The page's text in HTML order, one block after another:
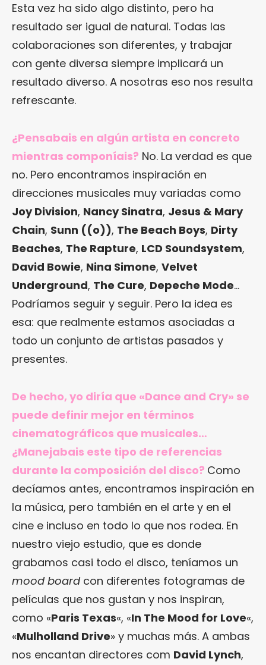
Esta vez ha sido algo distinto, pero ha
resultado ser igual de natural. Todas las
colaboraciones son diferentes, y trabajar
con gente diversa siempre implicará un
resultado diverso. A nosotras eso nos resulta
refrescante.
¿Pensabais en algún artista en concreto
mientras componíais? No. La verdad es que
no. Pero encontramos inspiración en
direcciones musicales muy variadas como
Joy Division, Nancy Sinatra, Jesus & Mary
Chain, Sunn ((o)), The Beach Boys, Dirty
Beaches, The Rapture, LCD Soundsystem,
David Bowie, Nina Simone, Velvet
Underground, The Cure, Depeche Mode…
Podríamos seguir y seguir. Pero la idea es
esa: que realmente estamos asociadas a
todo un conjunto de artistas pasados y
presentes.
De hecho, yo diría que «Dance and Cry» se
puede definir mejor en términos
cinematográficos que musicales…
¿Manejabais este tipo de referencias
durante la composición del disco? Como
decíamos antes, encontramos inspiración en
la música, pero también en el arte y en el
cine e incluso en todo lo que nos rodea. En
nuestro viejo estudio, que es donde
grabamos casi todo el disco, teníamos un
mood boardcon diferentes fotogramas de
películas que nos gustan y nos inspiran,
como «Paris Texas«, «In The Mood for Love«,
«Mulholland Drive» y muchas más. A ambas
nos encantan directores com David Lynch,